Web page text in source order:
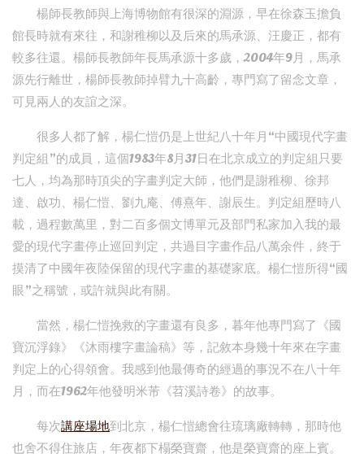
楊師長教師與上海博物館有很深的淵源，早在徐森玉擔負
館長時就有來往，和謝稚柳以及后來的馬承源、汪慶正，都有
較多往還。楊師長教師年長馬承源十多歲，2004年9月，馬承
源先行離世，楊師長教師掉臂九十高齡，專門寫了留念文章，
可見兩人的友誼之深。
很多人都了解，楊仁愷仍是上世紀八十年月“中國現代字畫
判定組”的成員，這個1983年8月31日在北京成立的判定組只要
七人，均為那時頂尖的字畫判定大師，他們是謝稚柳、徐邦
達、啟功、楊仁愷、劉九庵、傅熹年、謝辰生。判定組歷時八
載，過程數萬里，對二百多個文博單元及部門私家加入我的最
愛的現代字畫停止巡回判定，共過目字畫作品八萬余件，終于
摸清了中國年夜陸保留的現代字畫的基礎家底。楊仁愷所得“國
眼”之稱號，或許就與此有關。
當然，楊仁愷挽救的字畫還有良多，暮年他專門寫了《國
寶沉浮錄》《沐雨樓字畫論稿》等，記敘本身幾十年來在字畫
判定上的心得領會。我感到他最傳奇的經過的事況不在八十年
月，而在1962年他發明米芾《苕溪詩卷》的故事。
每次講座場地到北京，楊仁愷總會往琉璃廠轉轉，那時他
也舍不得住旅店，年夜都下榻榮寶齋，他是榮寶齋的座上賓。